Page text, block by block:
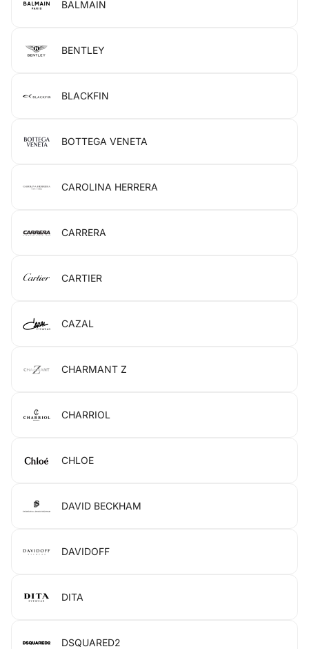
BALMAIN
BENTLEY
BLACKFIN
BOTTEGA VENETA
CAROLINA HERRERA
CARRERA
CARTIER
CAZAL
CHARMANT Z
CHARRIOL
CHLOE
DAVID BECKHAM
DAVIDOFF
DITA
DSQUARED2